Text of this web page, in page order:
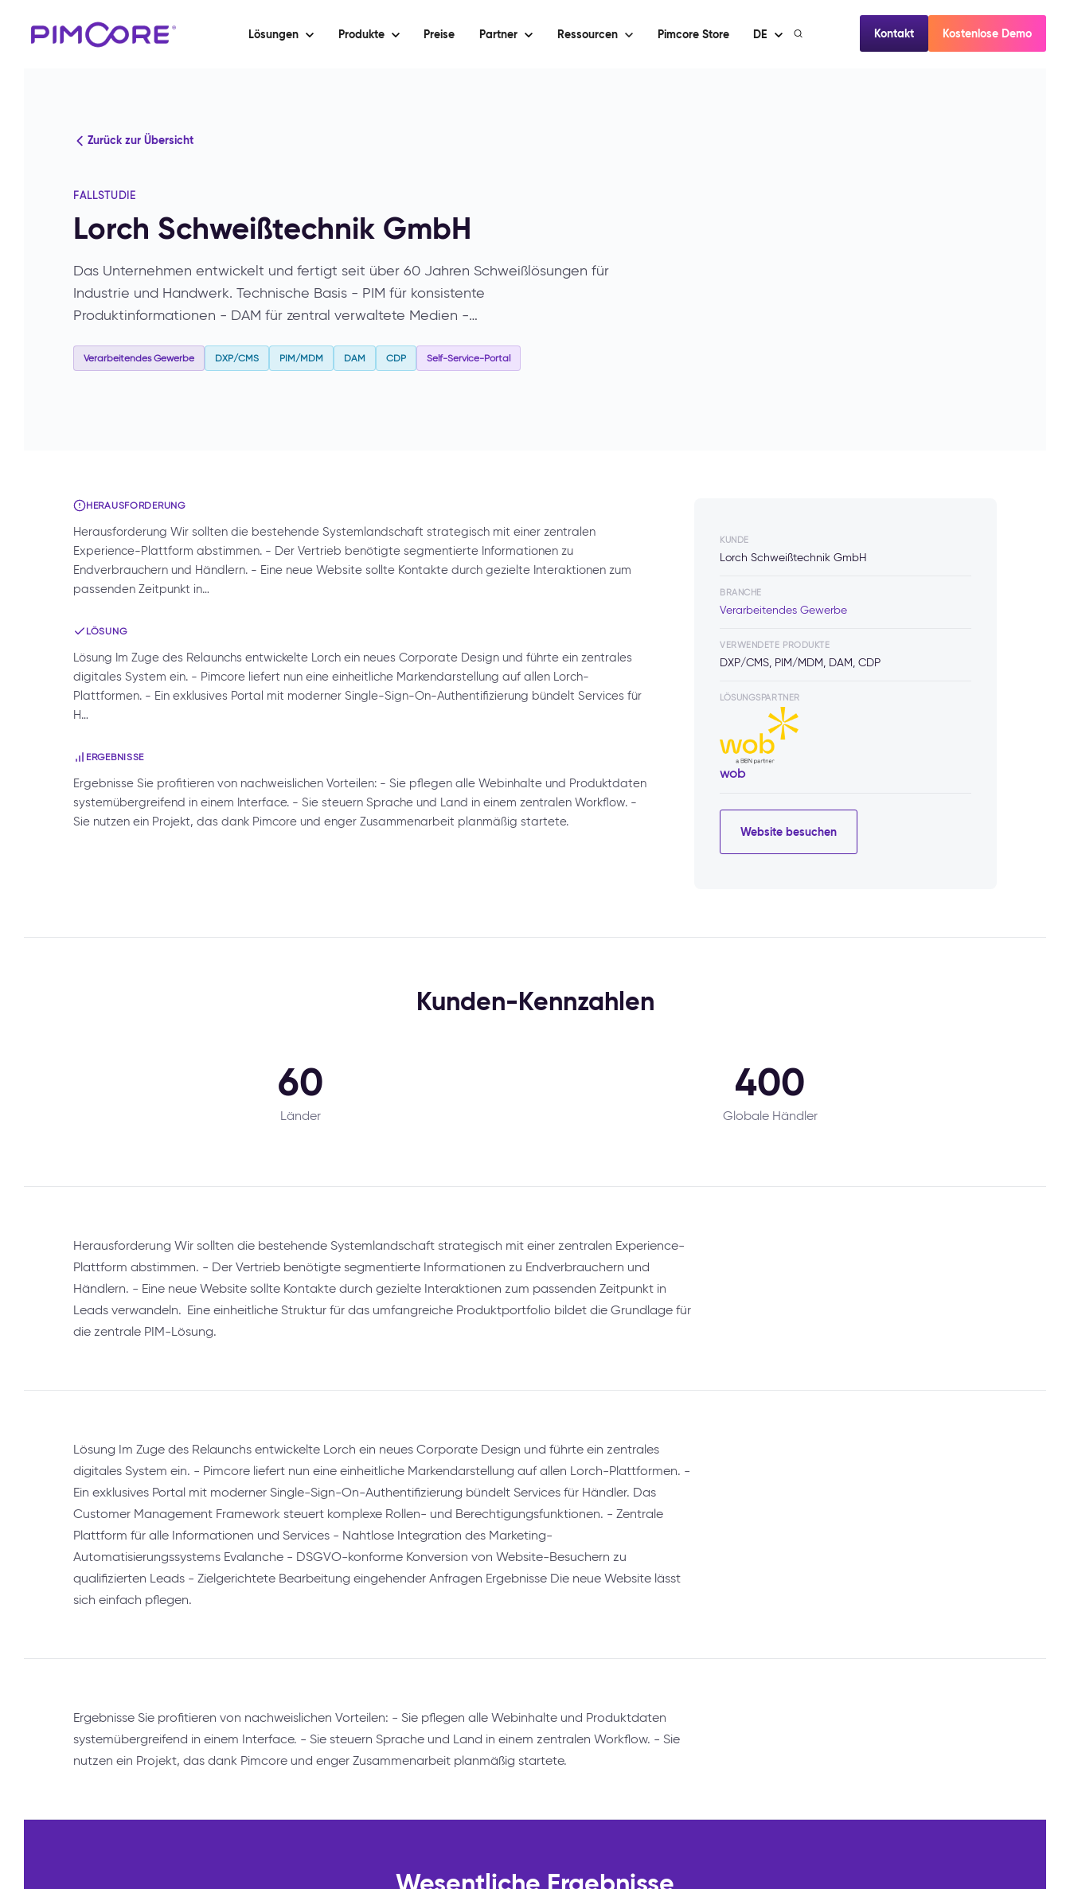
Lösungen Produkte Preise Partner Ressourcen Pimcore Store DE Kontakt Kostenlose Demo
Zurück zur Übersicht
FALLSTUDIE
Lorch Schweißtechnik GmbH
Das Unternehmen entwickelt und fertigt seit über 60 Jahren Schweißlösungen für
Industrie und Handwerk. Technische Basis - PIM für konsistente
Produktinformationen - DAM für zentral verwaltete Medien -…
Verarbeitendes Gewerbe DXP/CMS PIM/MDM DAM CDP Self-Service-Portal
HERAUSFORDERUNG
Herausforderung Wir sollten die bestehende Systemlandschaft strategisch mit einer zentralen
Experience-Plattform abstimmen. - Der Vertrieb benötigte segmentierte Informationen zu
Endverbrauchern und Händlern. - Eine neue Website sollte Kontakte durch gezielte Interaktionen zum
passenden Zeitpunkt in…
LÖSUNG
Lösung Im Zuge des Relaunchs entwickelte Lorch ein neues Corporate Design und führte ein zentrales
digitales System ein. - Pimcore liefert nun eine einheitliche Markendarstellung auf allen Lorch-
Plattformen. - Ein exklusives Portal mit moderner Single-Sign-On-Authentifizierung bündelt Services für
H…
ERGEBNISSE
Ergebnisse Sie profitieren von nachweislichen Vorteilen: - Sie pflegen alle Webinhalte und Produktdaten
systemübergreifend in einem Interface. - Sie steuern Sprache und Land in einem zentralen Workflow. -
Sie nutzen ein Projekt, das dank Pimcore und enger Zusammenarbeit planmäßig startete.
KUNDE
Lorch Schweißtechnik GmbH
BRANCHE
Verarbeitendes Gewerbe
VERWENDETE PRODUKTE
DXP/CMS, PIM/MDM, DAM, CDP
LÖSUNGSPARTNER
wob
Website besuchen
Kunden-Kennzahlen
60
Länder
400
Globale Händler
Herausforderung Wir sollten die bestehende Systemlandschaft strategisch mit einer zentralen Experience-
Plattform abstimmen. - Der Vertrieb benötigte segmentierte Informationen zu Endverbrauchern und
Händlern. - Eine neue Website sollte Kontakte durch gezielte Interaktionen zum passenden Zeitpunkt in
Leads verwandeln. Eine einheitliche Struktur für das umfangreiche Produktportfolio bildet die Grundlage für
die zentrale PIM-Lösung.
Lösung Im Zuge des Relaunchs entwickelte Lorch ein neues Corporate Design und führte ein zentrales
digitales System ein. - Pimcore liefert nun eine einheitliche Markendarstellung auf allen Lorch-Plattformen. -
Ein exklusives Portal mit moderner Single-Sign-On-Authentifizierung bündelt Services für Händler. Das
Customer Management Framework steuert komplexe Rollen- und Berechtigungsfunktionen. - Zentrale
Plattform für alle Informationen und Services - Nahtlose Integration des Marketing-
Automatisierungssystems Evalanche - DSGVO-konforme Konversion von Website-Besuchern zu
qualifizierten Leads - Zielgerichtete Bearbeitung eingehender Anfragen Ergebnisse Die neue Website lässt
sich einfach pflegen.
Ergebnisse Sie profitieren von nachweislichen Vorteilen: - Sie pflegen alle Webinhalte und Produktdaten
systemübergreifend in einem Interface. - Sie steuern Sprache und Land in einem zentralen Workflow. - Sie
nutzen ein Projekt, das dank Pimcore und enger Zusammenarbeit planmäßig startete.